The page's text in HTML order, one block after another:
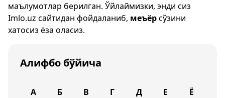
маълумотлар берилган. Ўйлаймизки, энди сиз
Imlo.uz сайтидан фойдаланиб, меъёрсўзини
хатосиз ёза оласиз.
Алифбо бўйича
А Б В Г Д Е Ё